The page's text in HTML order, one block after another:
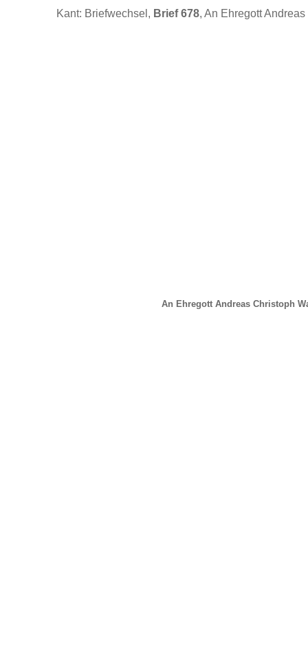
Kant: Briefwechsel, Brief 678, An Ehregott
An Ehregott Andreas Christoph